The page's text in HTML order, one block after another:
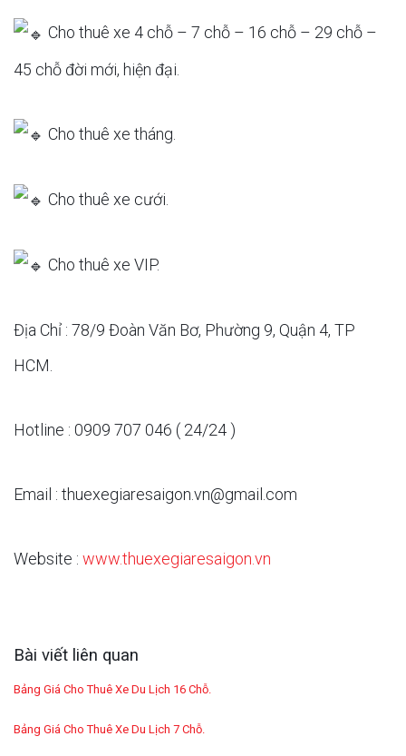
Cho thuê xe 4 chỗ – 7 chỗ – 16 chỗ – 29 chỗ –
45 chỗ đời mới, hiện đại.
Cho thuê xe tháng.
Cho thuê xe cưới.
Cho thuê xe VIP.
Địa Chỉ : 78/9 Đoàn Văn Bơ, Phường 9, Quận 4, TP
HCM.
Hotline : 0909 707 046 ( 24/24 )
Email : thuexegiaresaigon.vn@gmail.com
Website : www.thuexegiaresaigon.vn
Bài viết liên quan
Bảng Giá Cho Thuê Xe Du Lịch 16 Chỗ.
Bảng Giá Cho Thuê Xe Du Lịch 7 Chỗ.